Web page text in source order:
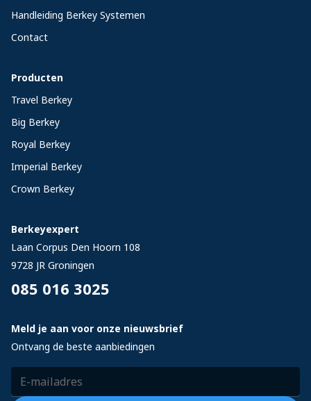
Handleiding Berkey Systemen
Contact
Producten
Travel Berkey
Big Berkey
Royal Berkey
Imperial Berkey
Crown Berkey
Berkeyexpert
Laan Corpus Den Hoorn 108
9728 JR Groningen
085 016 3025
Meld je aan voor onze nieuwsbrief
Ontvang de beste aanbiedingen